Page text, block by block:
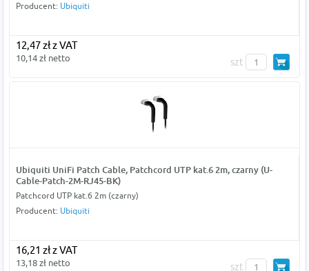
Producent: Ubiquiti
12,47 zł z VAT
10,14 zł netto szt
Ubiquiti UniFi Patch Cable, Patchcord UTP kat.6 2m, czarny (U-
Cable-Patch-2M-RJ45-BK)
Patchcord UTP kat.6 2m (czarny)
Producent: Ubiquiti
16,21 zł z VAT
13,18 zł netto szt